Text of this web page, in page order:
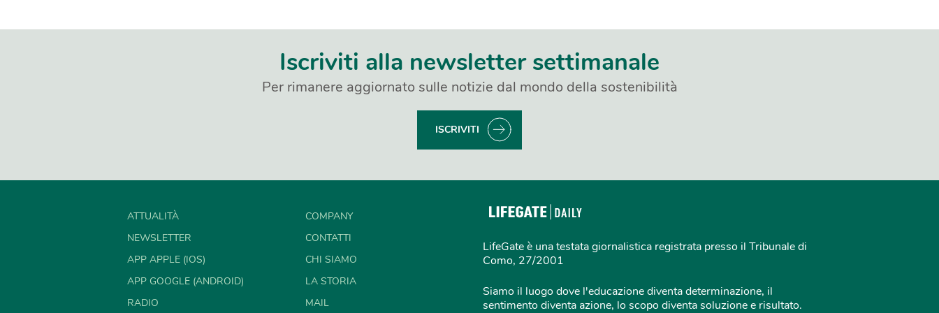
Iscriviti alla newsletter settimanale
Per rimanere aggiornato sulle notizie dal mondo della sostenibilità
ISCRIVITI
ATTUALITÀ
NEWSLETTER
APP APPLE (IOS)
APP GOOGLE (ANDROID)
RADIO
COMPANY
CONTATTI
CHI SIAMO
LA STORIA
MAIL
LifeGate è una testata giornalistica registrata presso il Tribunale di
Como, 27/2001
Siamo il luogo dove l'educazione diventa determinazione, il
sentimento diventa azione, lo scopo diventa soluzione e risultato.